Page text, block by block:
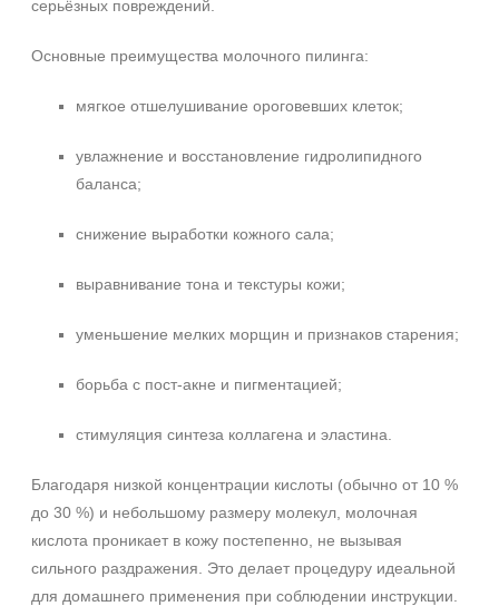
серьёзных повреждений.
Основные преимущества молочного пилинга:
мягкое отшелушивание ороговевших клеток;
увлажнение и восстановление гидролипидного
баланса;
снижение выработки кожного сала;
выравнивание тона и текстуры кожи;
уменьшение мелких морщин и признаков старения;
борьба с пост-акне и пигментацией;
стимуляция синтеза коллагена и эластина.
Благодаря низкой концентрации кислоты (обычно от 10 %
до 30 %) и небольшому размеру молекул, молочная
кислота проникает в кожу постепенно, не вызывая
сильного раздражения. Это делает процедуру идеальной
для домашнего применения при соблюдении инструкции.